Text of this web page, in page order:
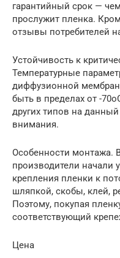
гарантийный срок —
прослужит пленка.
отзывы потребителей
Устойчивость к
Температурные
диффузионной
быть в пределах от -
других типов на
внимания.
Особенности монтажа.
производители начали
крепления пленки к
шляпкой, скобы, клей,
Поэтому, покупая
соответствующий
Цена